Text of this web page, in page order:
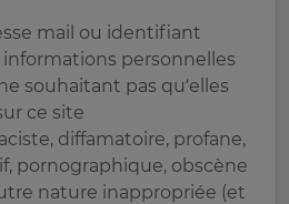
mail ou identifiant
personnelles
souhaitant pas qu’elles
ce site
diffamatoire, profane,
pornographique, obscène
nature inappropriée (et